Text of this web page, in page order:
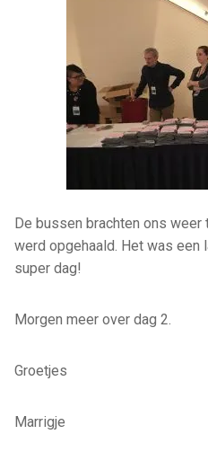
De bussen brachten ons weer
werd opgehaald. Het was een
super dag!
Morgen meer over dag 2.
Groetjes
Marrigje